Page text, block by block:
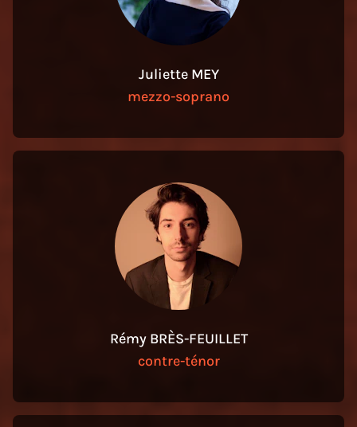
Juliette MEY
mezzo-soprano
Rémy BRÈS-FEUILLET
contre-ténor